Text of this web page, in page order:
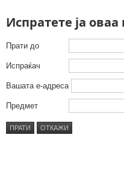
Испратете ја
Прати до
Испраќач
Вашата е-адреса
Предмет
ПРАТИ ОТКАЖИ